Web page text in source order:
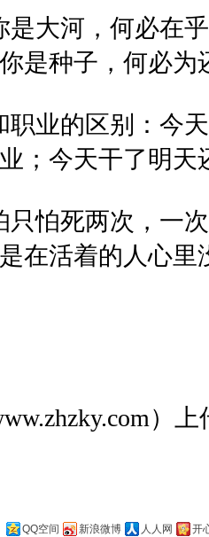
是大河，何必在
是种子，何必为
职业的区别：今
；今天干了明天
只怕死两次，一
在活着的人心里
）上
QQ空间 新浪微博 人人网 开